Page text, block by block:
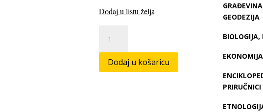
Dodaj u listu želja
količina
Dodaj u košaricu
GEODEZIJA
BIOLOGIJA,
EKONOMIJA
PRIRUČNICI